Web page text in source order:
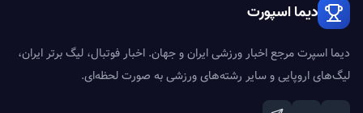
دیما اسپورت
دیما اسپرت مرجع اخبار ورزشی ایران و جهان. اخبار فوتبال، لیگ برتر ایران،
لیگ‌های اروپایی و سایر رشته‌های ورزشی به صورت لحظه‌ای.